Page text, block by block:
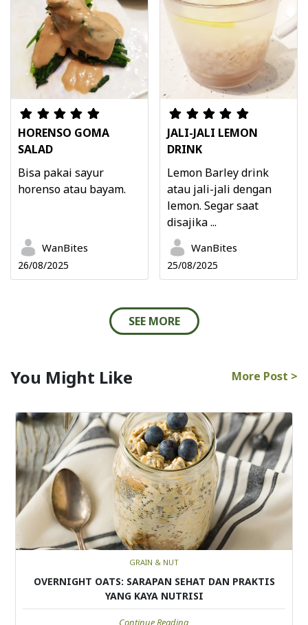
HORENSO GOMA
SALAD
Bisa pakai sayur
horenso atau bayam.
WanBites
26/08/2025
JALI-JALI LEMON
DRINK
Lemon Barley drink
atau jali-jali dengan
lemon. Segar saat
disajika ...
WanBites
25/08/2025
SEE MORE
You Might Like More Post >
GRAIN & NUT
OVERNIGHT OATS: SARAPAN SEHAT DAN PRAKTIS
YANG KAYA NUTRISI
Continue Reading